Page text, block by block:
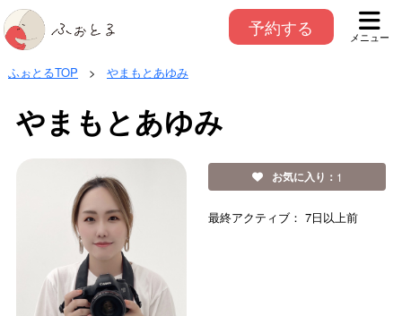
予約する メニュー
ふぉとるTOP > やまもとあゆみ
やまもとあゆみ
お気に入り： 1
最終アクティブ： 7日以上前